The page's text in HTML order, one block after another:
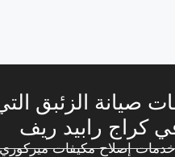
صيانة الزئبق
كراج رابيد ريف
إصلاح مكيفات ميركوري